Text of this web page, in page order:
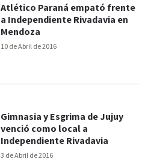
10 de Abril de 2016
Atlético Paraná empató frente
a Independiente Rivadavia en
Mendoza
3 de Abril de 2016
Gimnasia y Esgrima de Jujuy
venció como local a
Independiente Rivadavia